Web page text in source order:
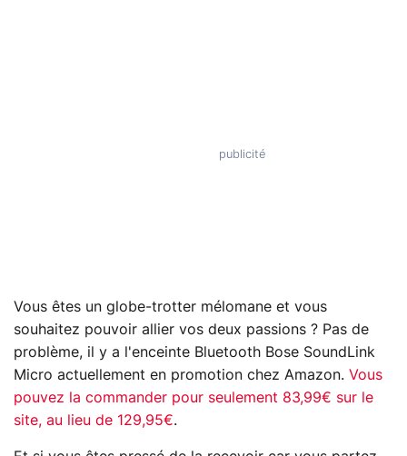
Vous êtes un globe-trotter mélomane et vous
souhaitez pouvoir allier vos deux passions ? Pas de
problème, il y a l'enceinte Bluetooth Bose SoundLink
Micro actuellement en promotion chez Amazon. Vous
pouvez la commander pour seulement 83,99€ sur le
site, au lieu de 129,95€.